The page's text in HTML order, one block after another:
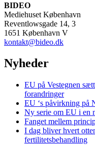
BIDEO
Mediehuset København
Reventlowsgade 14, 3
1651 København V
kontakt@bideo.dk
Nyheder
EU på Vestegnen
forandringer
EU ‘s påvirkning på
Ny serie om EU i en
Fanget mellem
I dag bliver hvert
fertilitetsbehandling